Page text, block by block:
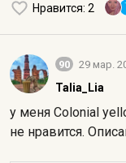
Нравится: 2
90 29 мар.
Talia_Lia
у меня Colonial
не нравится.